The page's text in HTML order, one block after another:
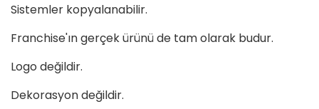
Sistemler kopyalanabilir.
Franchise'ın gerçek ürünü de tam olarak budur.
Logo değildir.
Dekorasyon değildir.